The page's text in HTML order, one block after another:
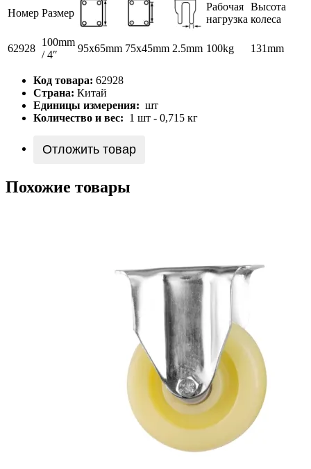
Номер Размер
Рабочая
нагрузка
Высота
колеса
62928
100mm
/ 4″
95x65mm 75x45mm 2.5mm 100kg 131mm
Код товара: 62928
Страна: Китай
Единицы измерения: шт
Количество и вес: 1 шт - 0,715 кг
Отложить товар
Похожие товары